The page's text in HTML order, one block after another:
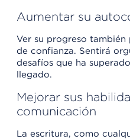
Aumentar su
Ver su progreso también
de confianza. Sentirá
desafíos que ha
llegado.
Mejorar sus
comunicación
La escritura, como